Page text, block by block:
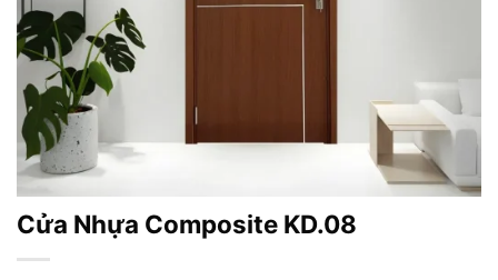
Cửa Nhựa Composite KD.08